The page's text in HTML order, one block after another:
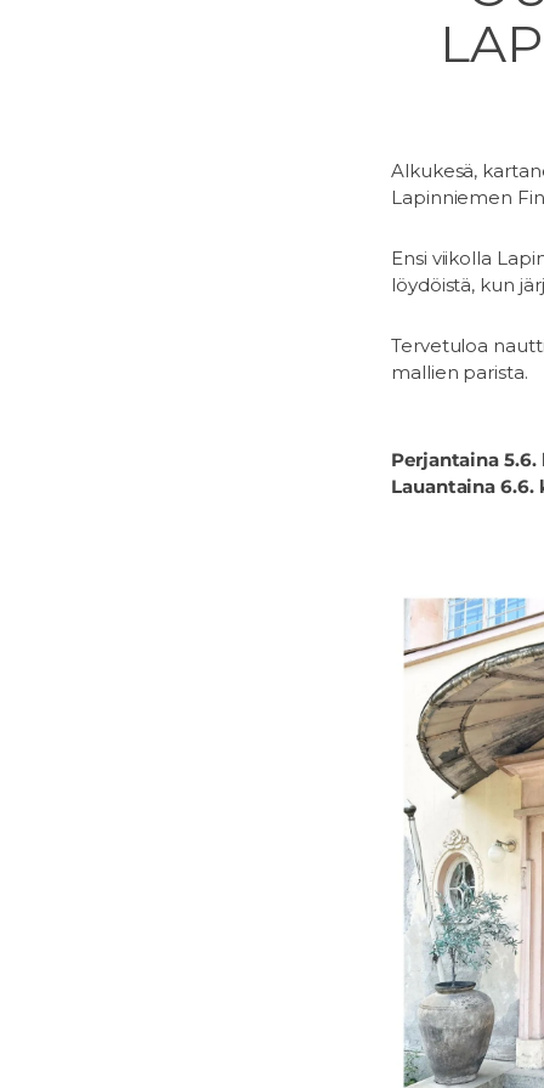
Alkukesä,
Lapinniemen
Ensi viikolla
löydöistä, kun
Tervetuloa
mallien parista.
Perjantaina 5.6.
Lauantaina 6.6.